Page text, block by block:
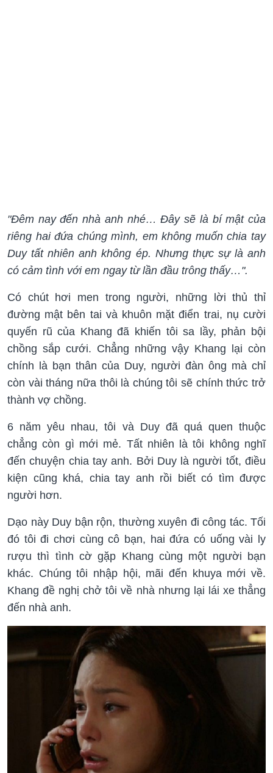
"Đêm nay đến nhà anh nhé… Đây sẽ là bí mật của
riêng hai đứa chúng mình, em không muốn chia tay
Duy tất nhiên anh không ép. Nhưng thực sự là anh
có cảm tình với em ngay từ lần đầu trông thấy…".
Có chút hơi men trong người, những lời thủ thỉ
đường mật bên tai và khuôn mặt điển trai, nụ cười
quyến rũ của Khang đã khiến tôi sa lầy, phản bội
chồng sắp cưới. Chẳng những vậy Khang lại còn
chính là bạn thân của Duy, người đàn ông mà chỉ
còn vài tháng nữa thôi là chúng tôi sẽ chính thức trở
thành vợ chồng.
6 năm yêu nhau, tôi và Duy đã quá quen thuộc
chẳng còn gì mới mẻ. Tất nhiên là tôi không nghĩ
đến chuyện chia tay anh. Bởi Duy là người tốt, điều
kiện cũng khá, chia tay anh rồi biết có tìm được
người hơn.
Dạo này Duy bận rộn, thường xuyên đi công tác. Tối
đó tôi đi chơi cùng cô bạn, hai đứa có uống vài ly
rượu thì tình cờ gặp Khang cùng một người bạn
khác. Chúng tôi nhập hội, mãi đến khuya mới về.
Khang đề nghị chở tôi về nhà nhưng lại lái xe thẳng
đến nhà anh.